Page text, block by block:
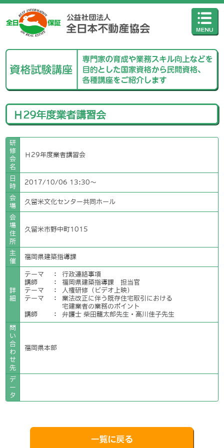
Ｈ29年度業者講習会
研
修
会
名
Ｈ29年度業者講習会
日
時
2017/10/06 13:30〜
会
場
久留米文化センター共同ホール
会
場
住
所
久留米市野中町1015
主
催
福岡県建築指導課
詳
細
テーマ ：
行政連絡事項
講師
：
福岡県建築指導課 担当官
テーマ
：
人権研修（ビデオ上映）
テーマ
：
業法改正に伴う既存住宅取引における
宅建業者の業務のポイント
講師
： 弁護士 柴田龍太郎先生・高川佳子先生
問
い
合
わ
せ
先
福岡県本部
デ
ー
タ